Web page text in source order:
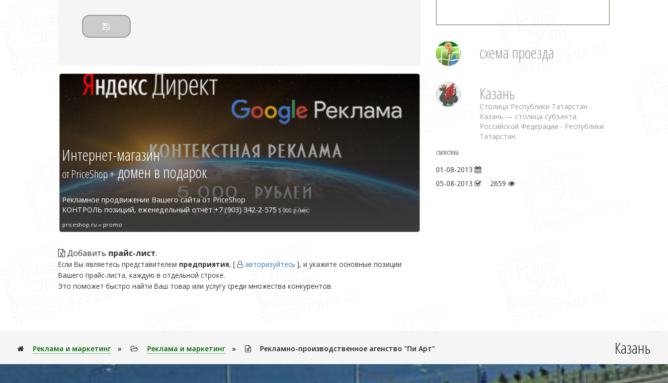
Интернет-магазин
от PriceShop +домен в подарок
Рекламное продвижение Вашего сайта от PriceShop
КОНТРОЛЬ позиций, еженедельный отчёт +7 (903) 342-2-575 5 000 р./мес
priceshop.ru » promo
Добавить прайс-лист.
Если Вы являетесь представителем предприятия, [ авторизуйтесь ], и укажите основные позиции
Вашего прайс-листа, каждую в отдельной строке.
Это поможет быстро найти Ваш товар или услугу среди множества конкурентов.
схема проезда
Казань
Столица Республики Татарстан
Казань — столица субъекта
Российской Федерации - Республики
Татарстан.
статистика
01-08-2013
05-08-2013
2659
Реклама и маркетинг » Реклама и маркетинг » Рекламно-производственное агенство "Пи Арт" Казань